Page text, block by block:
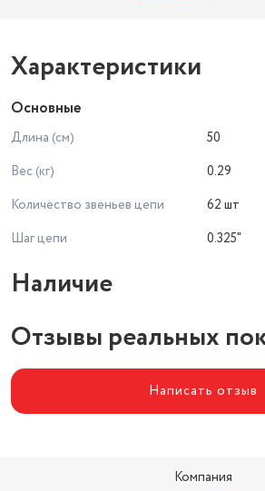
Характеристики
Основные
Длина (см)
50
Вес (кг)
0.29
Количество звеньев цепи
62 шт
Шаг цепи
0.325"
Наличие
Отзывы реальных
Написать отзыв
Компания